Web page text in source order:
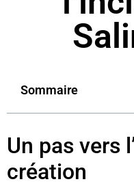
Sommaire
Un pas vers
création